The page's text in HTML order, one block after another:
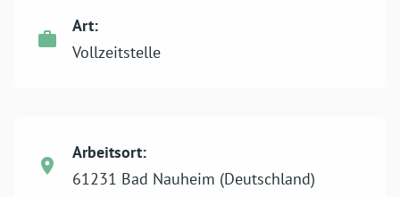
Art:
Vollzeitstelle
Arbeitsort:
61231 Bad Nauheim (Deutschland)